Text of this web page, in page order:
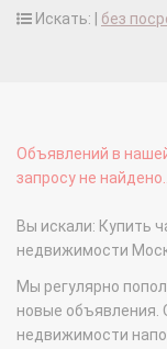
Искать: | без
Объявлений в
запросу не
Вы искали: Купить
недвижимости
Мы регулярно
новые объявления.
недвижимости